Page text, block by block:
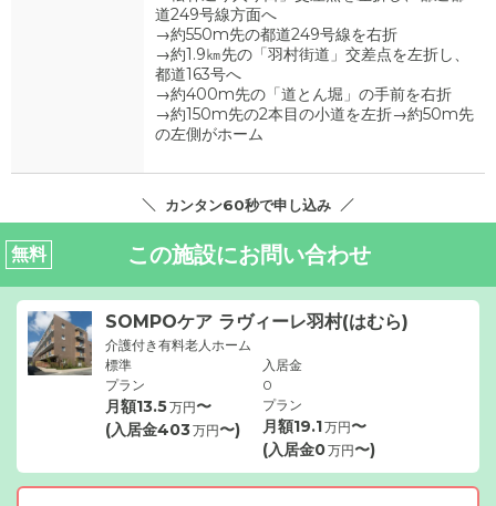
道249号線方面へ
→約550m先の都道249号線を右折
→約1.9㎞先の「羽村街道」交差点を左折し、
都道163号へ
→約400m先の「道とん堀」の手前を右折
→約150m先の2本目の小道を左折→約50m先
の左側がホーム
カンタン60秒で申し込み
無料 この施設にお問い合わせ
SOMPOケア ラヴィーレ羽村(はむら)
介護付き有料老人ホーム
標準
プラン
月額13.5万円〜
(入居金403万円〜)
入居金
0
プラン
月額19.1万円〜
(入居金0万円〜)